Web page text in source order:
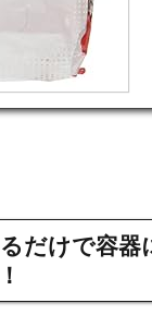
だけで容器